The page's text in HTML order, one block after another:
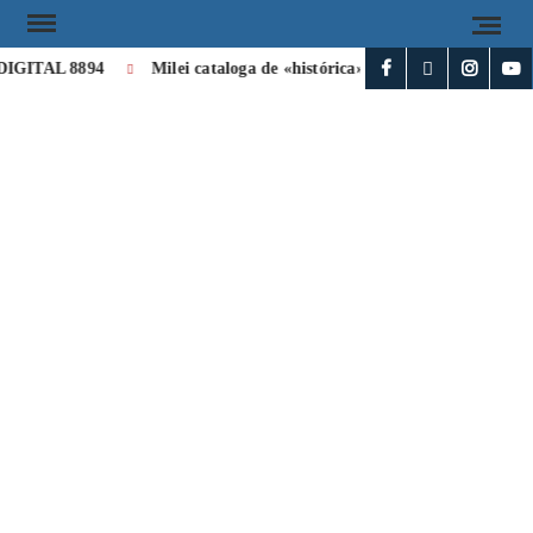
8894 Milei cataloga de «histórica» la visita de León XIV